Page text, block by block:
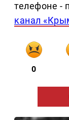
телефоне -
канал
0